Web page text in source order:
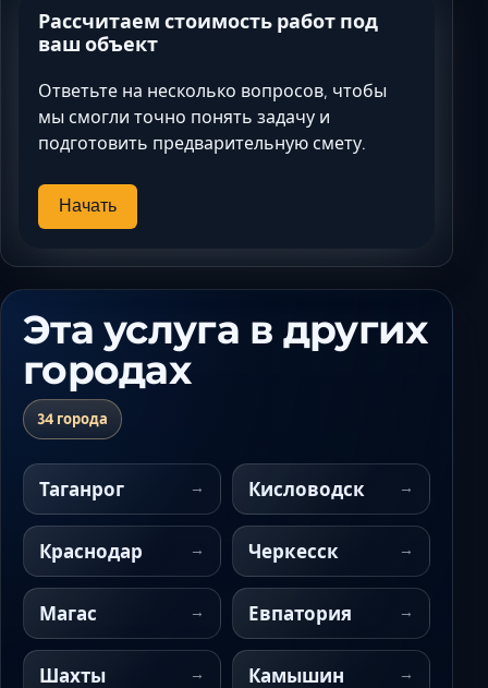
Рассчитаем стоимость работ под
ваш объект
Ответьте на несколько вопросов, чтобы
мы смогли точно понять задачу и
подготовить предварительную смету.
Начать
Эта услуга в других
городах
34 города
Таганрог Кисловодск
Краснодар Черкесск
Магас Евпатория
Шахты Камышин